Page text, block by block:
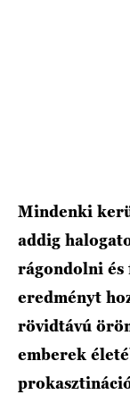
Mindenki
addig
rágondolni és
eredményt
rövidtávú
emberek